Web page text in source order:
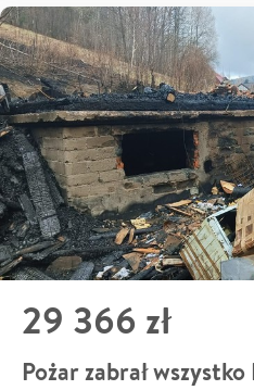
29 366 zł
Pożar zabrał